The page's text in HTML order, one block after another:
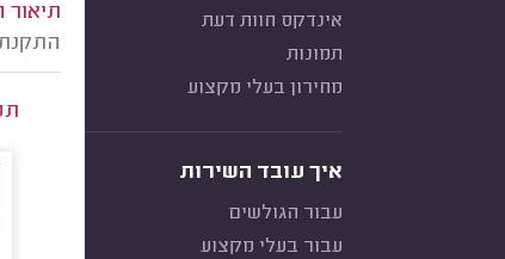
אינדקס חוות דעת
תמונות
מחירון בעלי מקצוע
איך עובד השירות
עבור הגולשים
עבור בעלי מקצוע
תיאור
התקנת 2 מעקות ברזל בצבע בז' בכניסה